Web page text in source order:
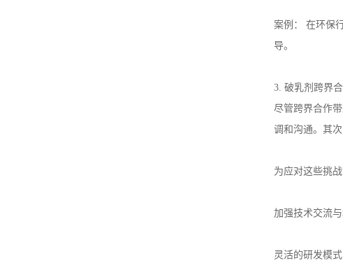
案例：
在环保
导。
3. 破乳剂跨界
尽管跨界合作
调和沟通。其
为应对这些挑
加强技术交流
灵活的研发模